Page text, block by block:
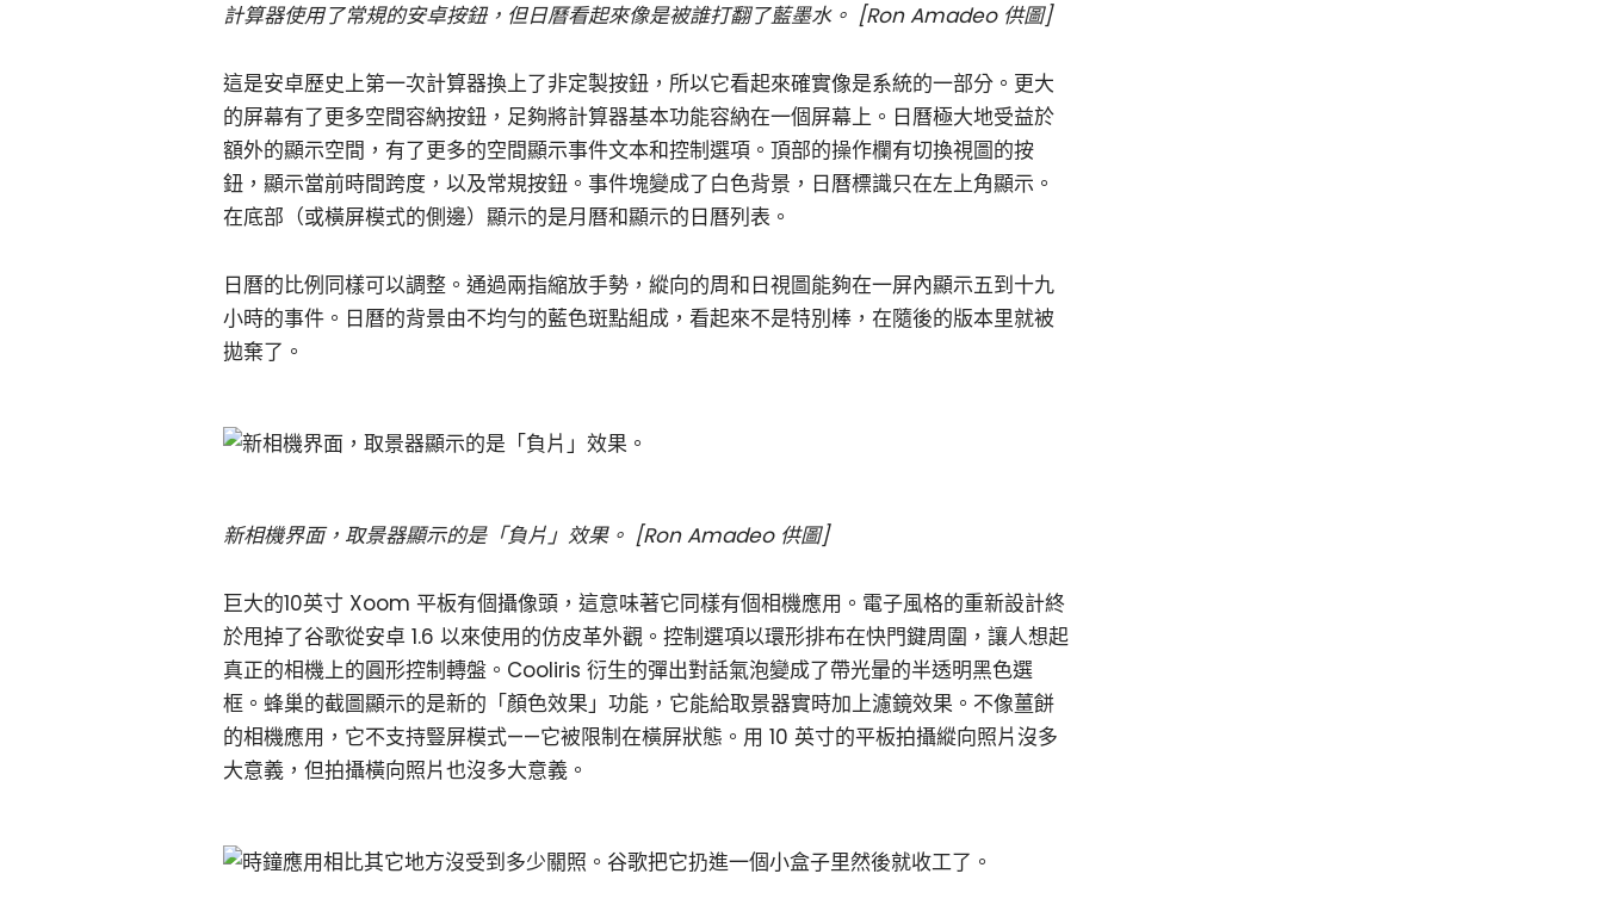
計算器使用了常規的安卓按鈕，但日曆看起來像是被誰打翻了藍墨水。 [Ron Amadeo 供圖]
這是安卓歷史上第一次計算器換上了非定製按鈕，所以它看起來確實像是系統的一部分。更大
的屏幕有了更多空間容納按鈕，足夠將計算器基本功能容納在一個屏幕上。日曆極大地受益於
額外的顯示空間，有了更多的空間顯示事件文本和控制選項。頂部的操作欄有切換視圖的按
鈕，顯示當前時間跨度，以及常規按鈕。事件塊變成了白色背景，日曆標識只在左上角顯示。
在底部（或橫屏模式的側邊）顯示的是月曆和顯示的日曆列表。
日曆的比例同樣可以調整。通過兩指縮放手勢，縱向的周和日視圖能夠在一屏內顯示五到十九
小時的事件。日曆的背景由不均勻的藍色斑點組成，看起來不是特別棒，在隨後的版本里就被
拋棄了。
新相機界面，取景器顯示的是「負片」效果。 [Ron Amadeo 供圖]
巨大的10英寸 Xoom 平板有個攝像頭，這意味著它同樣有個相機應用。電子風格的重新設計終
於甩掉了谷歌從安卓 1.6 以來使用的仿皮革外觀。控制選項以環形排布在快門鍵周圍，讓人想起
真正的相機上的圓形控制轉盤。Cooliris 衍生的彈出對話氣泡變成了帶光暈的半透明黑色選
框。蜂巢的截圖顯示的是新的「顏色效果」功能，它能給取景器實時加上濾鏡效果。不像薑餅
的相機應用，它不支持豎屏模式——它被限制在橫屏狀態。用 10 英寸的平板拍攝縱向照片沒多
大意義，但拍攝橫向照片也沒多大意義。